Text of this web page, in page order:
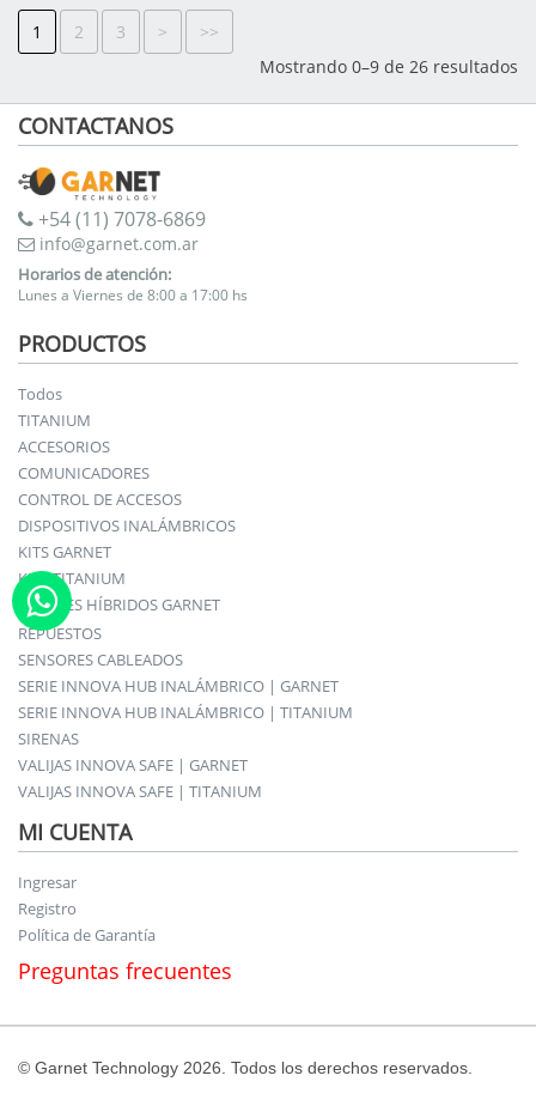
1 2 3 >
>>
Mostrando 0–9 de 26 resultados
CONTACTANOS
+54 (11) 7078-6869
info@garnet.com.ar
Horarios de atención:
Lunes a Viernes de 8:00 a 17:00 hs
PRODUCTOS
Todos
TITANIUM
ACCESORIOS
COMUNICADORES
CONTROL DE ACCESOS
DISPOSITIVOS INALÁMBRICOS
KITS GARNET
KITS TITANIUM
PANELES HÍBRIDOS GARNET
REPUESTOS
SENSORES CABLEADOS
SERIE INNOVA HUB INALÁMBRICO | GARNET
SERIE INNOVA HUB INALÁMBRICO | TITANIUM
SIRENAS
VALIJAS INNOVA SAFE | GARNET
VALIJAS INNOVA SAFE | TITANIUM
MI CUENTA
Ingresar
Registro
Política de Garantía
Preguntas frecuentes
© Garnet Technology 2026. Todos los derechos reservados.